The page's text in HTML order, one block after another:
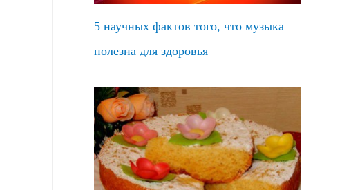
5 научных фактов того, что музыка
полезна для здоровья